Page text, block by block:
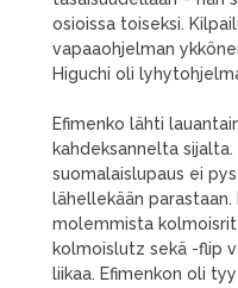
osioissa toiseksi.
vapaaohjelman
Higuchi oli
Efimenko lähti
kahdeksannelta
suomalaislupaus ei
lähellekään
molemmista
kolmoislutz sekä -flip
liikaa. Efimenkon oli